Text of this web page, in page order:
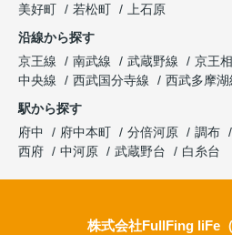
美好町
若松町
上石原
沿線から探す
京王線
南武線 武蔵野線 京王
中央線
西武国分寺線 西武多摩湖
駅から探す
府中
府中本町 分倍河原 調布
西府
中河原 武蔵野台 白糸台
株式会社FullFing liFe（